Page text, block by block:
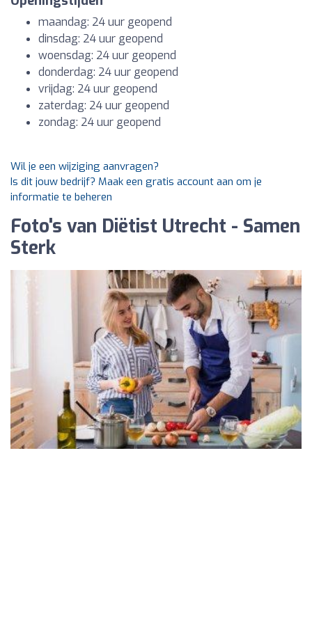
maandag: 24 uur geopend
dinsdag: 24 uur geopend
woensdag: 24 uur geopend
donderdag: 24 uur geopend
vrijdag: 24 uur geopend
zaterdag: 24 uur geopend
zondag: 24 uur geopend
Wil je een wijziging aanvragen?
Is dit jouw bedrijf? Maak een gratis account aan om je
informatie te beheren
Foto's van Diëtist Utrecht - Samen
Sterk